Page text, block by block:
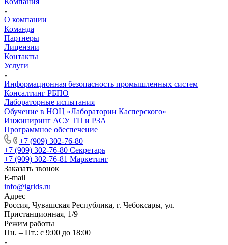
О компании
Команда
Партнеры
Лицензии
Контакты
Услуги
Информационная безопасность промышленных систем
Консалтинг РБПО
Лабораторные испытания
Обучение в НОЦ «Лаборатории Касперского»
Инжиниринг АСУ ТП и РЗА
Программное обеспечение
+7 (909) 302-76-80
+7 (909) 302-76-80 Секретарь
+7 (909) 302-76-81 Маркетинг
Заказать звонок
E-mail
info@igrids.ru
Адрес
Россия, Чувашская Республика, г. Чебоксары, ул.
Пристанционная, 1/9
Режим работы
Пн. – Пт.: с 9:00 до 18:00